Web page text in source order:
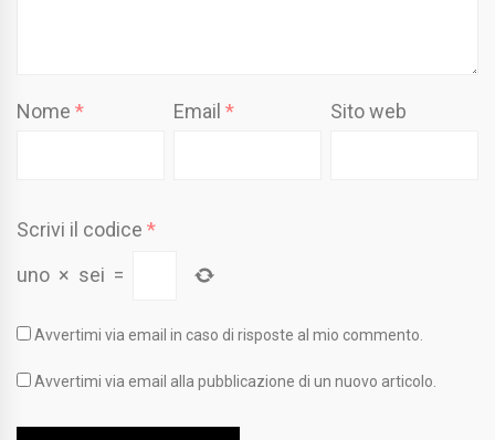
Nome * Email* Sito web
Scrivi il codice *
uno × sei =
Avvertimi via email in caso di risposte al mio commento.
Avvertimi via email alla pubblicazione di un nuovo articolo.